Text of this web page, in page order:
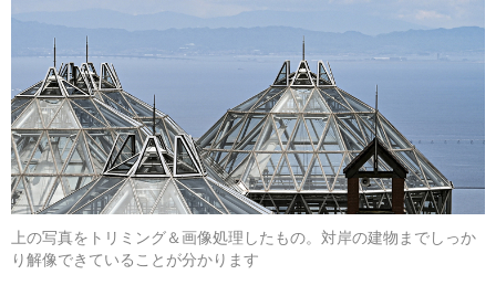
上の写真をトリミング＆画像処理したもの。対岸の建物までしっか
り解像できていることが分かります